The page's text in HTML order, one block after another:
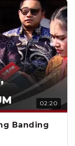
02:20
Banding